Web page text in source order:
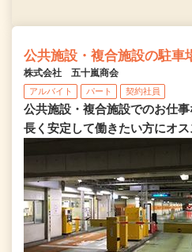
公共施設・複合施設の駐車
株式会社 五十嵐商会
アルバイト パート 契約社員
公共施設・複合施設でのお仕
長く安定して働きたい方にオス